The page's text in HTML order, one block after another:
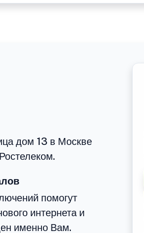
дом 13 в Москве
помогут
интернета и
именно Вам.